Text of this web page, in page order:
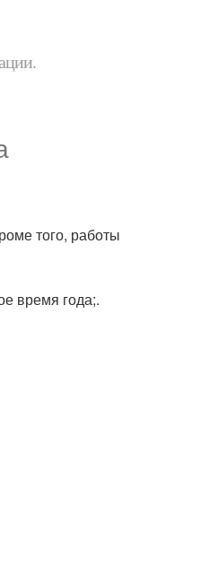
того, работы
время года;.